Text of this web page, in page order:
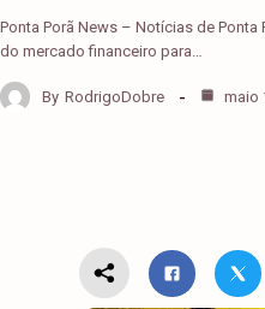
Ponta Porã News – Notícias de Ponta
do mercado financeiro para…
By RodrigoDobre maio